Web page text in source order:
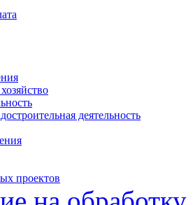
деятельность
проектов